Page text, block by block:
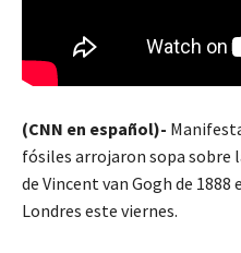
(CNN en español)-
fósiles arrojaron sopa sobre
de Vincent van Gogh de 1888
Londres este viernes.